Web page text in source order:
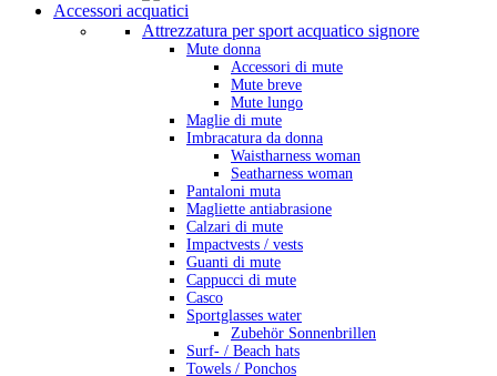
Accessori acquatici
Attrezzatura per sport acquatico signore
Mute donna
Accessori di mute
Mute breve
Mute lungo
Maglie di mute
Imbracatura da donna
Waistharness woman
Seatharness woman
Pantaloni muta
Magliette antiabrasione
Calzari di mute
Impactvests / vests
Guanti di mute
Cappucci di mute
Casco
Sportglasses water
Zubehör Sonnenbrillen
Surf- / Beach hats
Towels / Ponchos